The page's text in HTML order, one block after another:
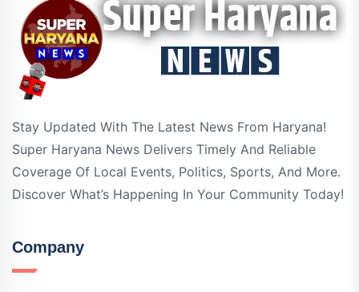
Stay Updated With The Latest News From Haryana!
Super Haryana News Delivers Timely And Reliable
Coverage Of Local Events, Politics, Sports, And More.
Discover What’s Happening In Your Community Today!
Company